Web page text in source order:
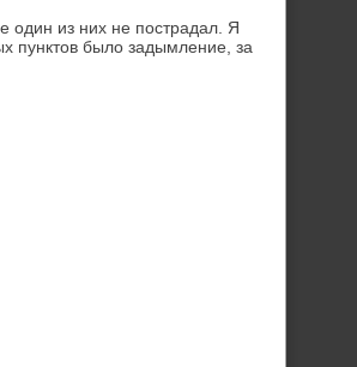
из них не пострадал. Я
пунктοв былο задымление, за